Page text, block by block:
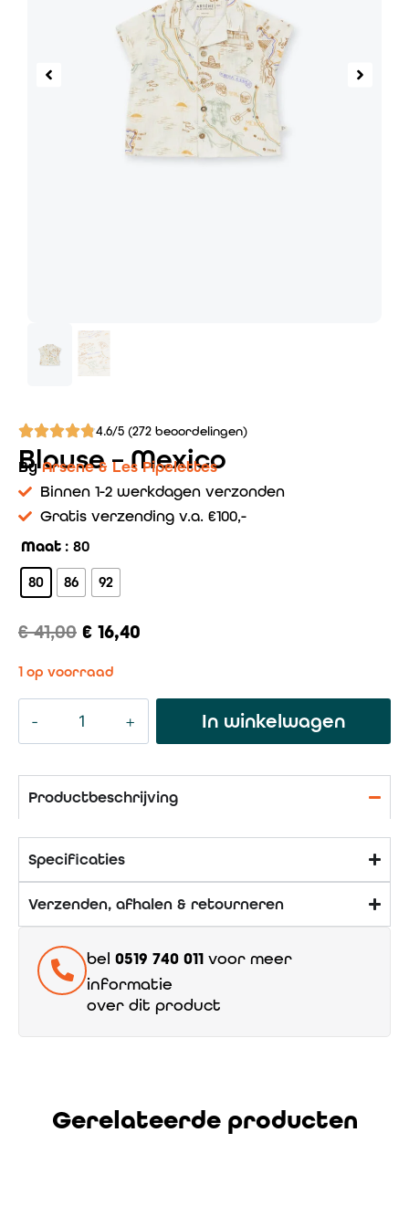
4.6/5 (272 beoordelingen)
Blouse – Mexico
ByArsene & Les Pipelettes
Binnen 1-2 werkdagen verzonden
Gratis verzending v.a. €100,-
Maat : 80
80 86 92
€41,00 € 16,40
1 op voorraad
In winkelwagen
Productbeschrijving
Specificaties
Verzenden, afhalen & retourneren
bel 0519 740 011 voor meer
informatie
over dit product
Gerelateerde producten